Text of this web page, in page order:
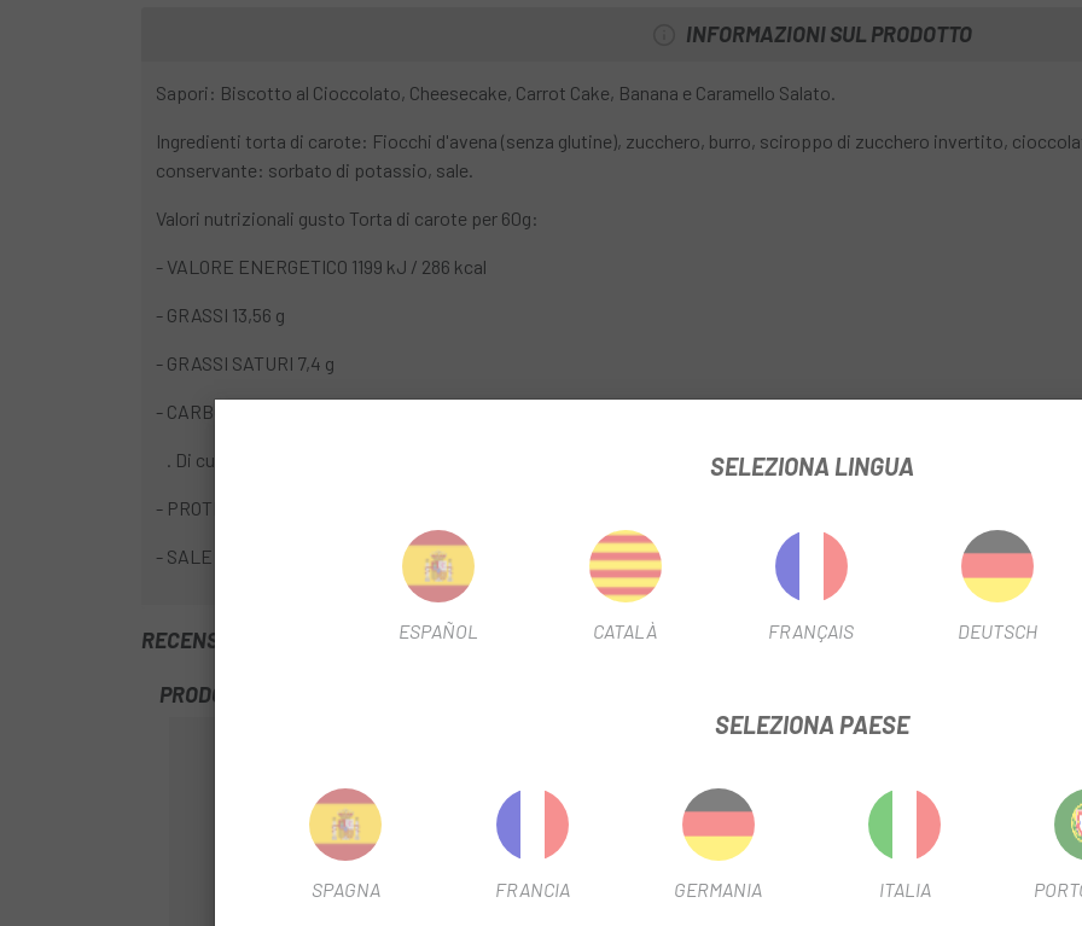
Barretta Santa Madre
INFORMAZIONI SUL PRODOTTO
Sapori: Biscotto al Cioccolato, Cheesecake, Carrot Cake, Banana e Caramello Salato.
Ingredienti torta di carote: Fiocchi d'avena (senza glutine), zucchero, burro, sciroppo di zucchero invertito,
conservante: sorbato di potassio, sale.
Valori nutrizionali gusto Torta di carote per 60g:
- VALORE ENERGETICO 1199 kJ / 286 kcal
- GRASSI 13,56 g
- GRASSI SATURI 7,4 g
- CARBOIDRATI 37 g
. Di cui ZUCCHERI 25 g
- PROTEINE 3,7 g
- SALE 0,18 g
RECENSIONI TRUSTED SHOPS
PRODOTTI SIMILI
SELEZIONA LINGUA
ESPAÑOL CATALÀ FRANÇAIS DEUTSCH
SELEZIONA PAESE
SPAGNA FRANCIA GERMANIA ITALIA